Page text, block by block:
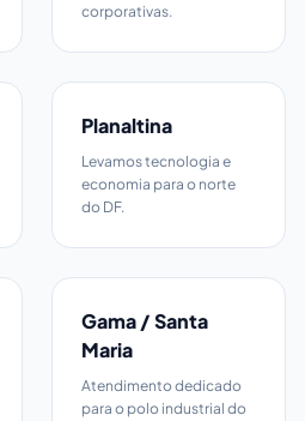
corporativas.
Planaltina
Levamos tecnologia e
economia para o norte
do DF.
Gama / Santa
Maria
Atendimento dedicado
para o polo industrial do